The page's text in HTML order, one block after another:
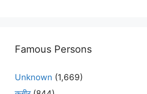
Famous Persons
Unknown (1,669)